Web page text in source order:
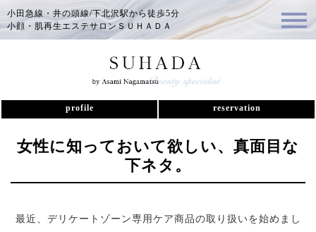
小田急線・井の頭線/下北沢駅から徒歩5分
小顔・肌再生エステサロンＳＵＨＡＤＡ
profile reservation
女性に知っておいて欲しい、真面目な
下ネタ。
最近、デリケートゾーン専用ケア商品の取り扱いを始めまし